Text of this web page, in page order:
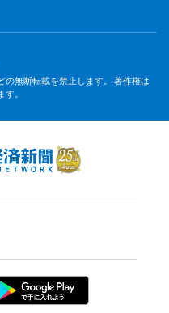
無断転載を禁止します。 著作権は
。